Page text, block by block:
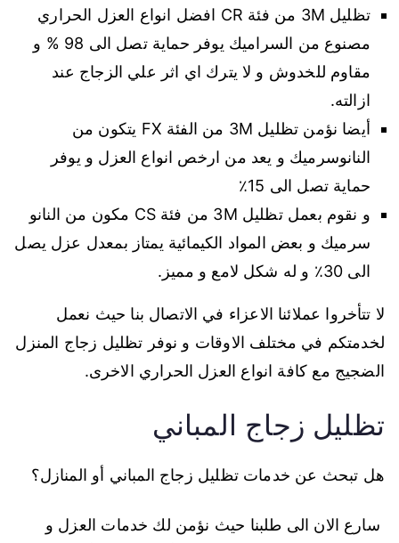
تظليل 3M من فئة CR افضل انواع العزل الحراري
مصنوع من السراميك يوفر حماية تصل الى 98 % و
مقاوم للخدوش و لا يترك اي اثر علي الزجاج عند
ازالته.
أيضا نؤمن تظليل 3M من الفئة FX يتكون من
النانوسرميك و يعد من ارخص انواع العزل و يوفر
حماية تصل الى 15٪
و نقوم بعمل تظليل 3M من فئة CS مكون من النانو
سرميك و بعض المواد الكيمائية يمتاز بمعدل عزل يصل
الى 30٪ و له شكل لامع و مميز.
لا تتأخروا عملائنا الاعزاء في الاتصال بنا حيث نعمل
لخدمتكم في مختلف الاوقات و نوفر تظليل زجاج المنزل
الضجيج مع كافة انواع العزل الحراري الاخرى.
تظليل زجاج المباني
هل تبحث عن خدمات تظليل زجاج المباني أو المنازل؟
سارع الان الى طلبنا حيث نؤمن لك خدمات العزل و